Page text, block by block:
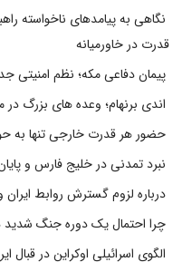
نگاهی به پیامدهای ناخواسته
قدرت در خاورمیانه
پیمان دفاعی مکه؛ نظم امنیتی
اندی برنهام؛ وعده های بزرگ
حضور هر قدرت خارجی تنها به
نبرد تمدنی در خلیج فارس و
درباره لزوم گسترش روابط ایران
چرا احتمال یک دوره جنگ شدید
الگوی اسرائیلی اوکراین در قبال